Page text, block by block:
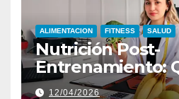
ALIMENTACION FITNESS SALUD
Nutrición Post-
Entrenamiento:
para Optimizar
12/04/2026